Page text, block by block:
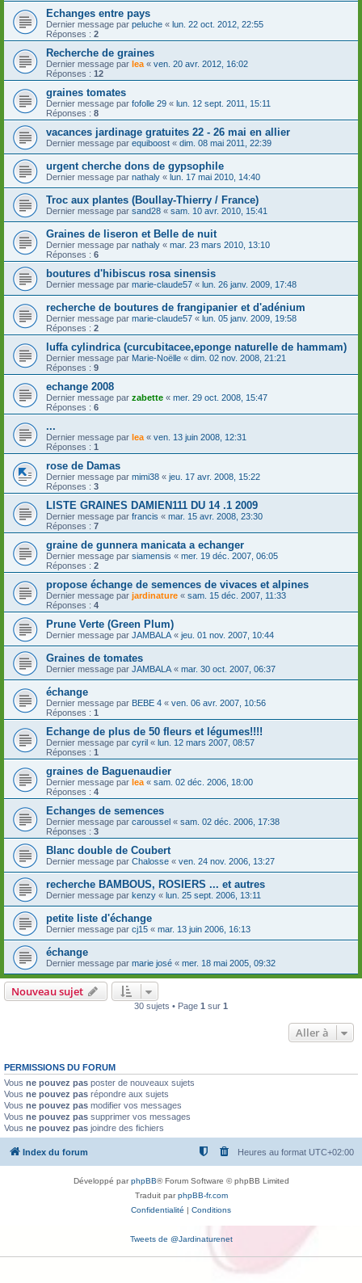
Echanges entre pays
Dernier message par peluche « lun. 22 oct. 2012, 22:55
Réponses : 2
Recherche de graines
Dernier message par lea « ven. 20 avr. 2012, 16:02
Réponses : 12
graines tomates
Dernier message par fofolle 29 « lun. 12 sept. 2011, 15:11
Réponses : 8
vacances jardinage gratuites 22 - 26 mai en allier
Dernier message par equiboost « dim. 08 mai 2011, 22:39
urgent cherche dons de gypsophile
Dernier message par nathaly « lun. 17 mai 2010, 14:40
Troc aux plantes (Boullay-Thierry / France)
Dernier message par sand28 « sam. 10 avr. 2010, 15:41
Graines de liseron et Belle de nuit
Dernier message par nathaly « mar. 23 mars 2010, 13:10
Réponses : 6
boutures d'hibiscus rosa sinensis
Dernier message par marie-claude57 « lun. 26 janv. 2009, 17:48
recherche de boutures de frangipanier et d'adénium
Dernier message par marie-claude57 « lun. 05 janv. 2009, 19:58
Réponses : 2
luffa cylindrica (curcubitacee,eponge naturelle de hammam)
Dernier message par Marie-Noëlle « dim. 02 nov. 2008, 21:21
Réponses : 9
echange 2008
Dernier message par zabette « mer. 29 oct. 2008, 15:47
Réponses : 6
...
Dernier message par lea « ven. 13 juin 2008, 12:31
Réponses : 1
rose de Damas
Dernier message par mimi38 « jeu. 17 avr. 2008, 15:22
Réponses : 3
LISTE GRAINES DAMIEN111 DU 14 .1 2009
Dernier message par francis « mar. 15 avr. 2008, 23:30
Réponses : 7
graine de gunnera manicata a echanger
Dernier message par siamensis « mer. 19 déc. 2007, 06:05
Réponses : 2
propose échange de semences de vivaces et alpines
Dernier message par jardinature « sam. 15 déc. 2007, 11:33
Réponses : 4
Prune Verte (Green Plum)
Dernier message par JAMBALA « jeu. 01 nov. 2007, 10:44
Graines de tomates
Dernier message par JAMBALA « mar. 30 oct. 2007, 06:37
échange
Dernier message par BEBE 4 « ven. 06 avr. 2007, 10:56
Réponses : 1
Echange de plus de 50 fleurs et légumes!!!!
Dernier message par cyril « lun. 12 mars 2007, 08:57
Réponses : 1
graines de Baguenaudier
Dernier message par lea « sam. 02 déc. 2006, 18:00
Réponses : 4
Echanges de semences
Dernier message par caroussel « sam. 02 déc. 2006, 17:38
Réponses : 3
Blanc double de Coubert
Dernier message par Chalosse « ven. 24 nov. 2006, 13:27
recherche BAMBOUS, ROSIERS ... et autres
Dernier message par kenzy « lun. 25 sept. 2006, 13:11
petite liste d'échange
Dernier message par cj15 « mar. 13 juin 2006, 16:13
échange
Dernier message par marie josé « mer. 18 mai 2005, 09:32
Nouveau sujet
30 sujets • Page 1 sur 1
Aller à
PERMISSIONS DU FORUM
Vous ne pouvez pas poster de nouveaux sujets
Vous ne pouvez pas répondre aux sujets
Vous ne pouvez pas modifier vos messages
Vous ne pouvez pas supprimer vos messages
Vous ne pouvez pas joindre des fichiers
Index du forum Heures au format UTC+02:00
Développé parphpBB® Forum Software © phpBB Limited
Traduit parphpBB-fr.com
Confidentialité | Conditions
Tweets de @Jardinaturenet